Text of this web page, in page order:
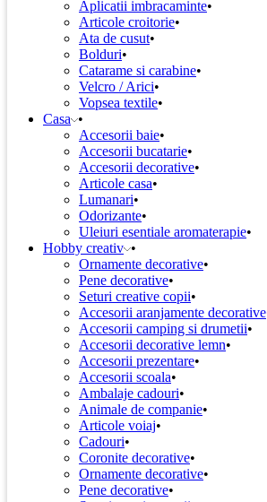
Aplicatii imbracaminte
Articole croitorie
Ata de cusut
Bolduri
Catarame si carabine
Velcro / Arici
Vopsea textile
Casa
Accesorii baie
Accesorii bucatarie
Accesorii decorative
Articole casa
Lumanari
Odorizante
Uleiuri esentiale aromaterapie
Hobby creativ
Ornamente decorative
Pene decorative
Seturi creative copii
Accesorii aranjamente decorative
Accesorii camping si drumetii
Accesorii decorative lemn
Accesorii prezentare
Accesorii scoala
Ambalaje cadouri
Animale de companie
Articole voiaj
Cadouri
Coronite decorative
Ornamente decorative
Pene decorative